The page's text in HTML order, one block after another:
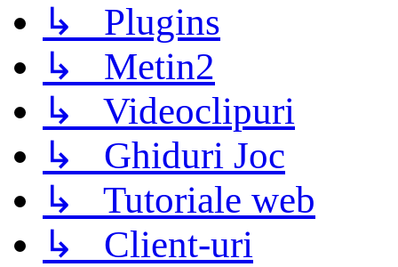
↳ Plugins
↳ Metin2
↳ Videoclipuri
↳ Ghiduri Joc
↳ Tutoriale web
↳ Client-uri